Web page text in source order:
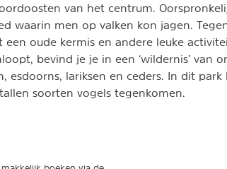
van het centrum.
waarin men op valken kon jagen.
een oude kermis en andere leuke
bevind je je in een ‘wildernis’ van
esdoorns, lariksen en ceders. In dit park
soorten vogels tegenkomen.